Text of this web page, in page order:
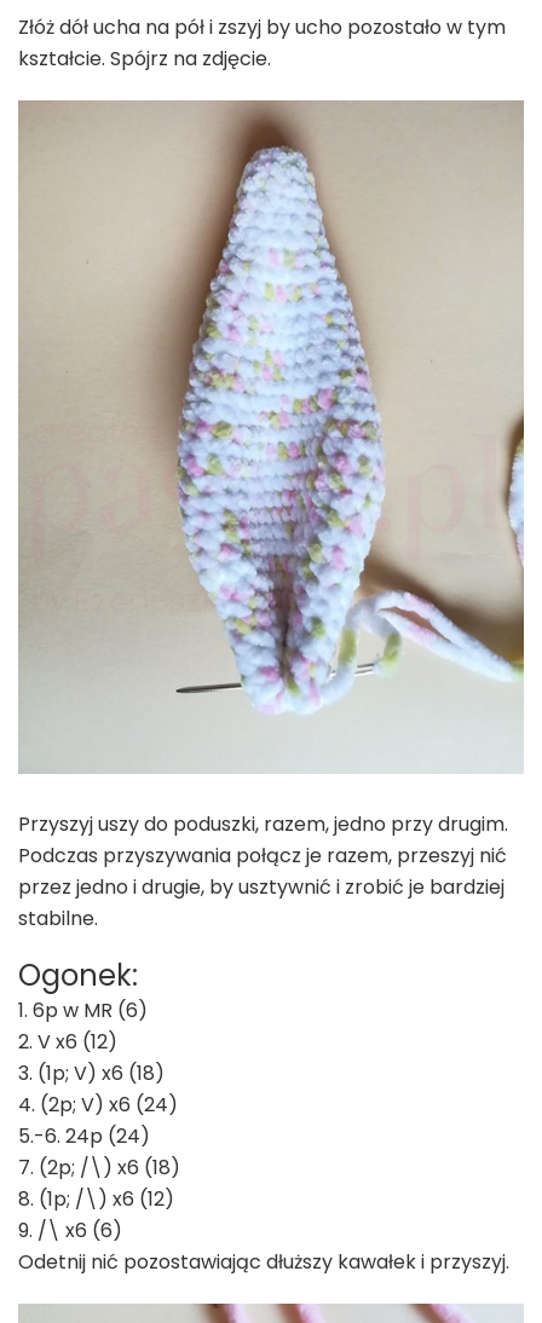
Złóż dół ucha na pół i zszyj by ucho pozostało w tym
kształcie. Spójrz na zdjęcie.
Przyszyj uszy do poduszki, razem, jedno przy drugim.
Podczas przyszywania połącz je razem, przeszyj nić
przez jedno i drugie, by usztywnić i zrobić je bardziej
stabilne.
Ogonek:
1. 6p w MR (6)
2. V x6 (12)
3. (1p; V) x6 (18)
4. (2p; V) x6 (24)
5.-6. 24p (24)
7. (2p; /\) x6 (18)
8. (1p; /\) x6 (12)
9. /\ x6 (6)
Odetnij nić pozostawiając dłuższy kawałek i przyszyj.